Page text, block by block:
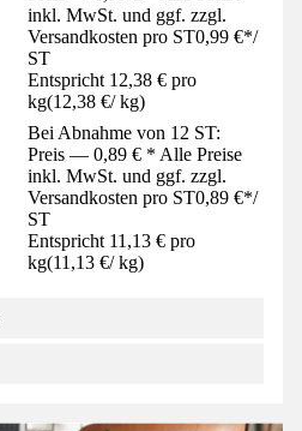
inkl. MwSt. und ggf. zzgl.
Versandkosten pro ST0,99 €*/
ST
Entspricht 12,38 € pro
kg(12,38 €/ kg)
Bei Abnahme von 12 ST:
Preis — 0,89 € * Alle Preise
inkl. MwSt. und ggf. zzgl.
Versandkosten pro ST0,89 €*/
ST
Entspricht 11,13 € pro
kg(11,13 €/ kg)